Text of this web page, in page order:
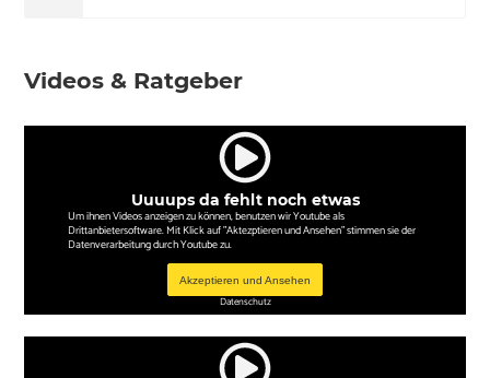
Videos & Ratgeber
Uuuups da fehlt noch etwas
Um ihnen Videos anzeigen zu können, benutzen wir Youtube als
Drittanbietersoftware. Mit Klick auf "Aktezptieren und Ansehen" stimmen sie der
Datenverarbeitung durch Youtube zu.
Akzeptieren und Ansehen
Datenschutz